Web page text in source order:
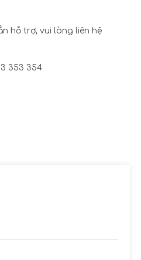
hỗ trợ, vui lòng liên hệ
353 354